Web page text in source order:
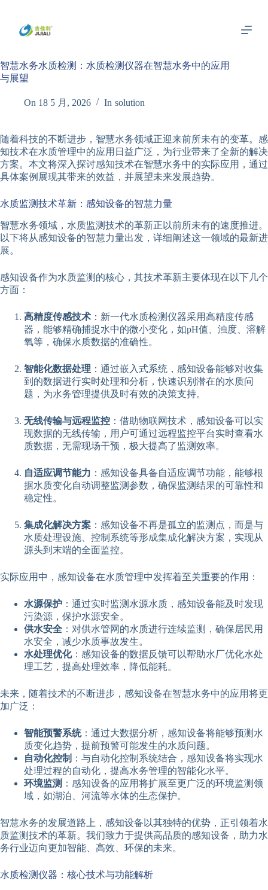
内
智慧水务水质检测：水质检测仪器在智慧水务中的应用
与展望
On 18 5 月, 2026 In solution
随着科技的不断进步，智慧水务领域正迎来前所未有的变革。感
知技术在水质管理中的应用日益广泛，为行业带来了全新的解决
方案。本文将深入探讨感知技术在智慧水务中的实际应用，通过
具体案例展现其带来的效益，并展望未来发展趋势。
水质监测技术革新：感知设备的智慧力量
智慧水务领域，水质监测技术的革新正以前所未有的速度推进。
以下将从感知设备的智慧力量出发，详细阐述这一领域的最新进
展。
感知设备作为水质监测的核心，其技术革新主要体现在以下几个
方面：
高精度传感技术 ：新一代水质检测仪器采用高精度传感
器，能够精确捕捉水中的微小变化，如pH值、浊度、溶解
氧等，确保水质数据的准确性。
智能化数据处理 ：通过嵌入式系统，感知设备能够对收集
到的数据进行实时处理和分析，快速识别潜在的水质问
题，为水务管理提供及时有效的决策支持。
无线传输与远程监控 ：借助物联网技术，感知设备可以实
现数据的无线传输，用户可通过远程监控平台实时查看水
质数据，无需现场干预，极大提高了监测效率。
自适应调节能力 ：感知设备具备自适应调节功能，能够根
据水质变化自动调整监测参数，确保监测结果的可靠性和
稳定性。
集成化解决方案 ：感知设备不再是孤立的监测点，而是与
水质处理设施、控制系统等形成集成化解决方案，实现从
源头到末端的全面监控。
实际应用中，感知设备在水质管理中发挥着至关重要的作用：
水源保护 ：通过实时监测水源水质，感知设备能及时发现
污染源，保护水源安全。
供水安全 ：对供水管网的水质进行连续监测，确保居民用
水安全，减少水质事故发生。
水处理优化：感知设备的数据反馈可以帮助水厂优化水处
理工艺，提高处理效率，降低能耗。
未来，随着技术的不断进步，感知设备在智慧水务中的应用将更
加广泛：
智能预警系统：通过大数据分析，感知设备将能够预测水
质变化趋势，提前预警可能发生的水质问题。
自动化控制 ：与自动化控制系统结合，感知设备将实现水
处理过程的自动化，提高水务管理的智能化水平。
环境监测 ：感知设备的应用将扩展至更广泛的环境监测领
域，如湖泊、河流等水体的生态保护。
智慧水务的发展道路上，感知设备以其独特的优势，正引领着水
质监测技术的革新。我们致力于提供高品质的感知设备，助力水
务行业迈向更加智能、高效、环保的未来。
水质检测仪器：核心技术与功能解析